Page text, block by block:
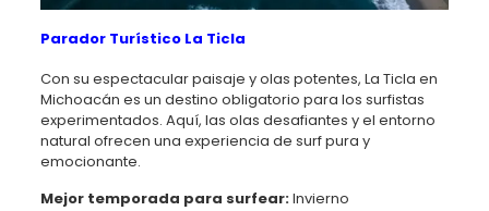
Parador Turístico La Ticla
Con su espectacular paisaje y olas potentes, La Ticla en
Michoacán es un destino obligatorio para los surfistas
experimentados. Aquí, las olas desafiantes y el entorno
natural ofrecen una experiencia de surf pura y
emocionante.
Mejor temporada para surfear:Invierno